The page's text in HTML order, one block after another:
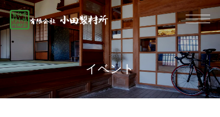
総合建設業 有限
イベント